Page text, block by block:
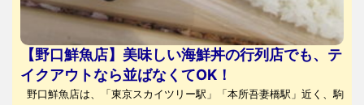
【野口鮮魚店】美味しい海鮮丼の行列店でも、テ
イクアウトなら並ばなくてOK！
野口鮮魚店は、「東京スカイツリー駅」「本所吾妻橋駅」近く、駒